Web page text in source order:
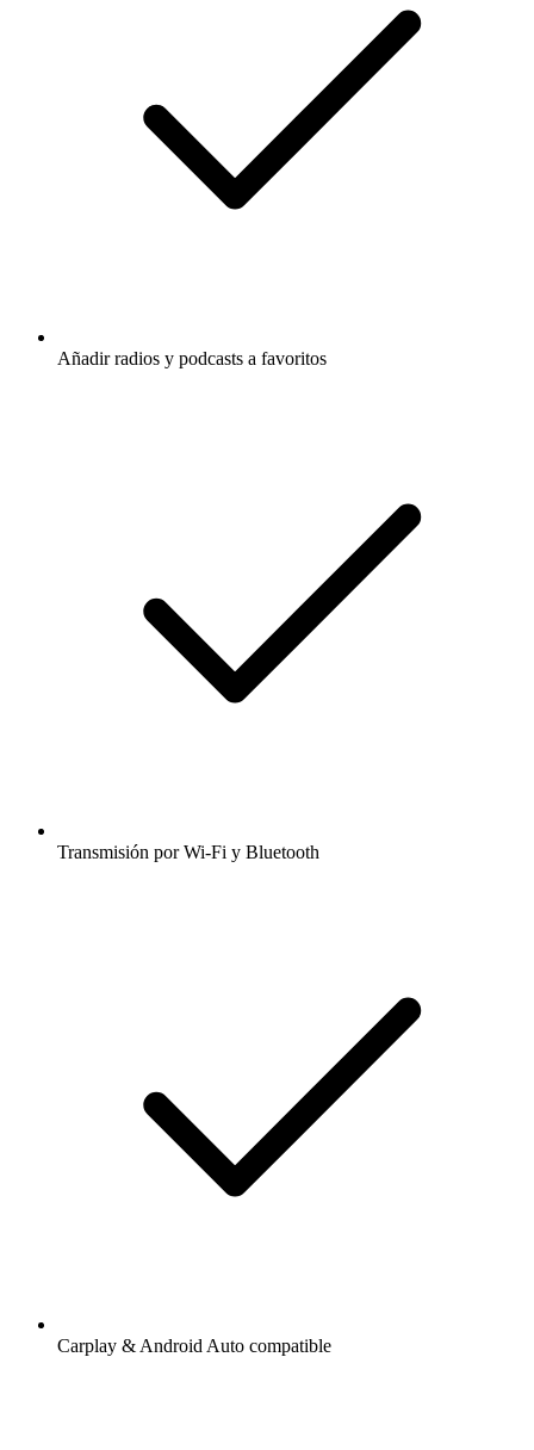
Añadir radios y podcasts a favoritos
Transmisión por Wi-Fi y Bluetooth
Carplay & Android Auto compatible